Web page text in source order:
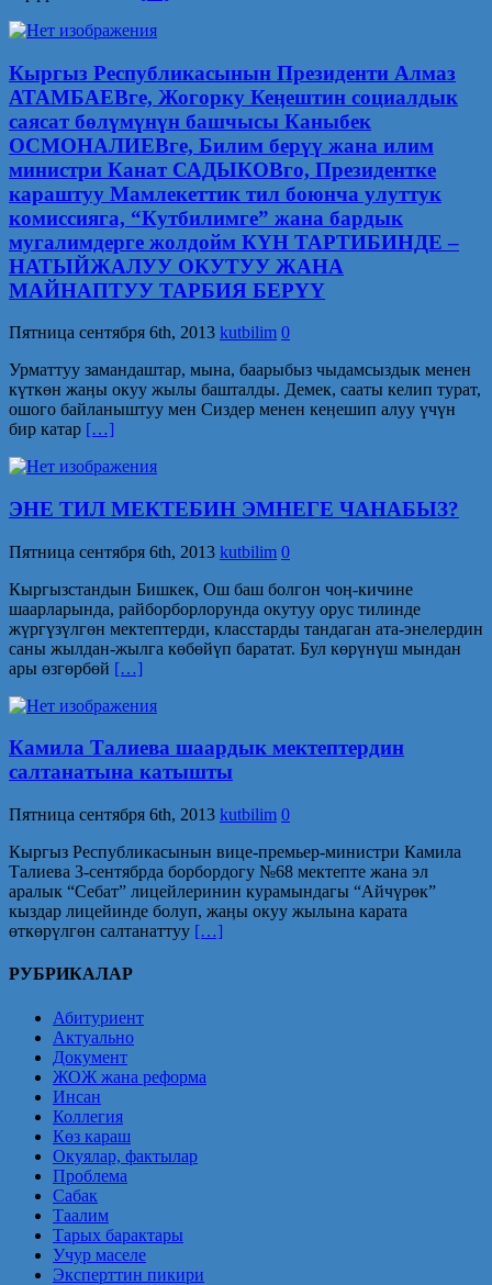
Кыргыз Республикасынын Президенти Алмаз
АТАМБАЕВге, Жогорку Кеӊештин социалдык
саясат бөлүмүнүн башчысы Каныбек
ОСМОНАЛИЕВге, Билим берүү жана илим
министри Канат САДЫКОВго, Президентке
караштуу Мамлекеттик тил боюнча улуттук
комиссияга, “Кутбилимге” жана бардык
мугалимдерге жолдойм КҮН ТАРТИБИНДЕ –
НАТЫЙЖАЛУУ ОКУТУУ ЖАНА
МАЙНАПТУУ ТАРБИЯ БЕРҮҮ
Пятница сентября 6th, 2013 kutbilim 0
Урматтуу замандаштар, мына, баарыбыз чыдамсыздык менен
күткөн жаӊы окуу жылы башталды. Демек, сааты келип турат,
ошого байланыштуу мен Сиздер менен кеӊешип алуу үчүн
бир катар […]
ЭНЕ ТИЛ МЕКТЕБИН ЭМНЕГЕ ЧАНАБЫЗ?
Пятница сентября 6th, 2013 kutbilim 0
Кыргызстандын Бишкек, Ош баш болгон чоӊ-кичине
шаарларында, райборборлорунда окутуу орус тилинде
жүргүзүлгөн мектептерди, класстарды тандаган ата-энелердин
саны жылдан-жылга көбөйүп баратат. Бул көрүнүш мындан
ары өзгөрбөй […]
Камила Талиева шаардык мектептердин
салтанатына катышты
Пятница сентября 6th, 2013 kutbilim 0
Кыргыз Республикасынын вице-премьер-министри Камила
Талиева 3-сентябрда борбордогу №68 мектепте жана эл
аралык “Себат” лицейлеринин курамындагы “Айчүрөк”
кыздар лицейинде болуп, жаӊы окуу жылына карата
өткөрүлгөн салтанаттуу […]
РУБРИКАЛАР
Абитуриент
Актуально
Документ
ЖОЖ жана реформа
Инсан
Коллегия
Көз караш
Окуялар, фактылар
Проблема
Сабак
Таалим
Тарых барактары
Учур маселе
Эксперттин пикири